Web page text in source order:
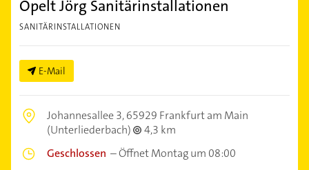
Opelt Jörg Sanitärinstallationen
SANITÄRINSTALLATIONEN
E-Mail
Johannesallee 3,65929 Frankfurt am Main
(Unterliederbach)
4,3 km
Geschlossen –Öffnet Montag um 08:00